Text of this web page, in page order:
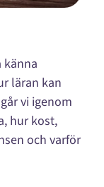
känna
läran kan
vi igenom
hur kost,
och varför